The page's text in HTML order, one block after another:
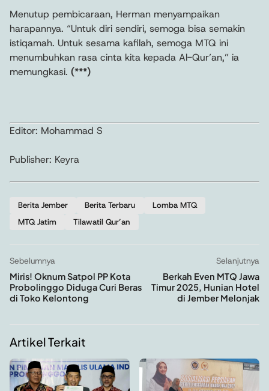
Menutup pembicaraan, Herman menyampaikan
harapannya. “Untuk diri sendiri, semoga bisa semakin
istiqamah. Untuk sesama kafilah, semoga MTQ ini
menumbuhkan rasa cinta kita kepada Al-Qur’an,” ia
memungkasi. (***)
Editor: Mohammad S
Publisher: Keyra
Berita Jember Berita Terbaru
Lomba MTQ
MTQ Jatim
Tilawatil Qur’an
Sebelumnya
Miris! Oknum Satpol PP Kota
Probolinggo Diduga Curi Beras
di Toko Kelontong
Selanjutnya
Berkah Even MTQ Jawa
Timur 2025, Hunian Hotel
di Jember Melonjak
Artikel Terkait